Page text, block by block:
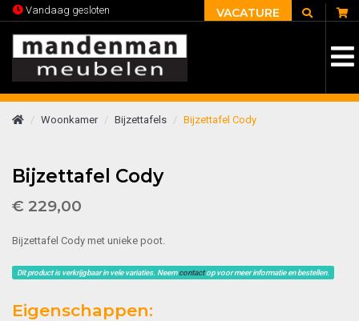
Vandaag gesloten VACATURE
Woonkamer Bijzettafels Bijzettafel Cody
Bijzettafel Cody
€ 229,00
Bijzettafel Cody met unieke poot.
Dit product is verkrijgbaar in vele variaties. Neemcontactop voor meer informatie en bestellen.
Eigenschappen: